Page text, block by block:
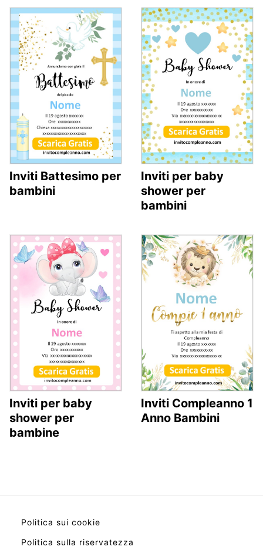
Inviti Battesimo per
bambini
Inviti per baby
shower per
bambini
Inviti per baby
shower per
bambine
Inviti Compleanno 1
Anno Bambini
Politica sui cookie
Politica sulla riservatezza